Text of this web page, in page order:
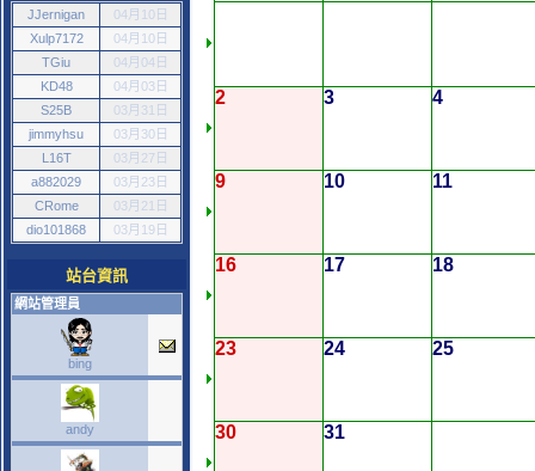
JJernigan
04月10日
Xulp7172
04月10日
TGiu
04月04日
KD48
04月03日
S25B
03月31日
jimmyhsu
03月30日
L16T
03月27日
a882029
03月23日
CRome
03月21日
dio101868
03月19日
站台資訊
網站管理員
bing
andy
2 3 4
9 10 11
16 17 18
23 24 25
30 31